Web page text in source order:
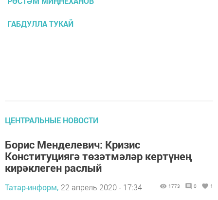
ГАБДУЛЛА ТУКАЙ
ЦЕНТРАЛЬНЫЕ НОВОСТИ
Борис Менделевич: Кризис
Конституциягә төзәтмәләр кертүнең
кирәклеген раслый
Татар-информ, 22 апрель 2020 - 17:34 1773 0 1